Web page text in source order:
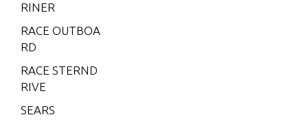
RINER
RACE OUTBOA
RD
RACE STERND
RIVE
SEARS